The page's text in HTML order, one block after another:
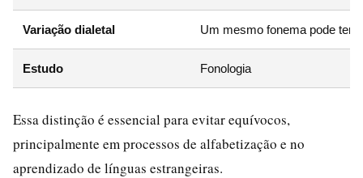
Variação dialetal Um mesmo fonema pode ter
Estudo Fonologia
Essa distinção é essencial para evitar equívocos,
principalmente em processos de alfabetização e no
aprendizado de línguas estrangeiras.